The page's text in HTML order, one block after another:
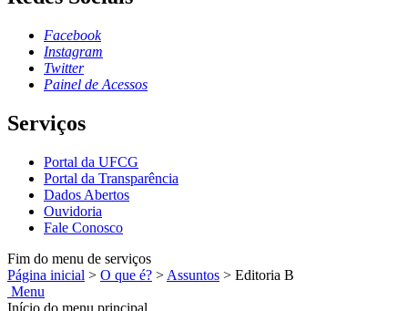
Facebook
Instagram
Twitter
Painel de Acessos
Serviços
Portal da UFCG
Portal da Transparência
Dados Abertos
Ouvidoria
Fale Conosco
Fim do menu de serviços
Página inicial > O que é? > Assuntos > Editoria B
Menu